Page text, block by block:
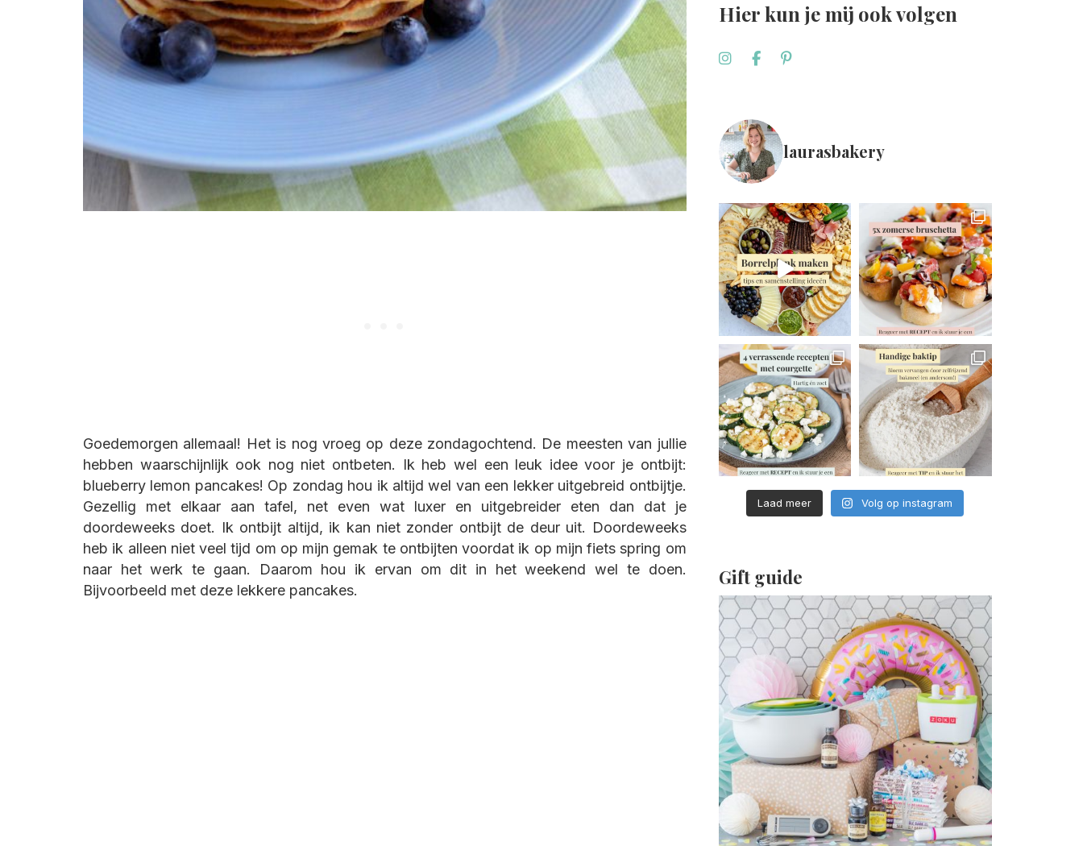
Goedemorgen allemaal! Het is nog vroeg op deze zondagochtend. De meesten van jullie
hebben waarschijnlijk ook nog niet ontbeten. Ik heb wel een leuk idee voor je ontbijt:
blueberry lemon pancakes! Op zondag hou ik altijd wel van een lekker uitgebreid ontbijtje.
Gezellig met elkaar aan tafel, net even wat luxer en uitgebreider eten dan dat je
doordeweeks doet. Ik ontbijt altijd, ik kan niet zonder ontbijt de deur uit. Doordeweeks
heb ik alleen niet veel tijd om op mijn gemak te ontbijten voordat ik op mijn fiets spring om
naar het werk te gaan. Daarom hou ik ervan om dit in het weekend wel te doen.
Bijvoorbeeld met deze lekkere pancakes.
Hier kun je mij ook volgen
laurasbakery
Laad meer Volg op instagram
Gift guide